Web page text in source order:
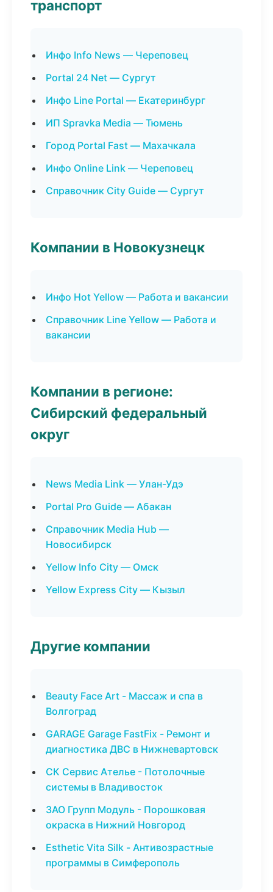
транспорт
Инфо Info News — Череповец
Portal 24 Net — Сургут
Инфо Line Portal — Екатеринбург
ИП Spravka Media — Тюмень
Город Portal Fast — Махачкала
Инфо Online Link — Череповец
Справочник City Guide — Сургут
Компании в Новокузнецк
Инфо Hot Yellow — Работа и вакансии
Справочник Line Yellow — Работа и
вакансии
Компании в регионе:
Сибирский федеральный
округ
News Media Link — Улан-Удэ
Portal Pro Guide — Абакан
Справочник Media Hub —
Новосибирск
Yellow Info City — Омск
Yellow Express City — Кызыл
Другие компании
Beauty Face Art - Массаж и спа в
Волгоград
GARAGE Garage FastFix - Ремонт и
диагностика ДВС в Нижневартовск
СК Сервис Ателье - Потолочные
системы в Владивосток
ЗАО Групп Модуль - Порошковая
окраска в Нижний Новгород
Esthetic Vita Silk - Антивозрастные
программы в Симферополь